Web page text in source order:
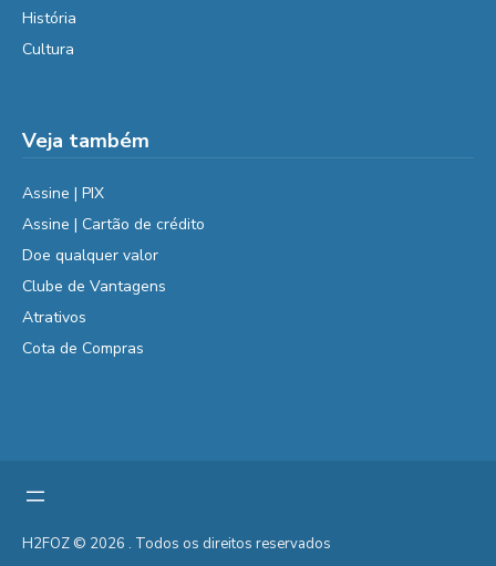
História
Cultura
Veja também
Assine | PIX
Assine | Cartão de crédito
Doe qualquer valor
Clube de Vantagens
Atrativos
Cota de Compras
H2FOZ © 2026 . Todos os direitos reservados